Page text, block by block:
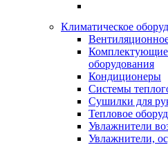
Климатическое
Комплектующие
оборудования
Кондиционеры
Системы
Сушилки для
Тепловое
Увлажнители
Увлажнители,